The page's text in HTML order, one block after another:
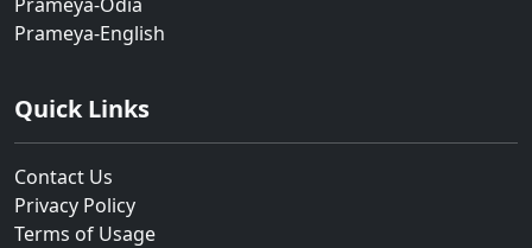
Prameya-English
Quick Links
Contact Us
Privacy Policy
Terms of Usage